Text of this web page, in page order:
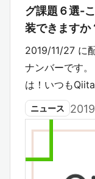
グ課題６選-
装できますか
2019/11/27 に
ナンバーです
は！いつも
ニュース